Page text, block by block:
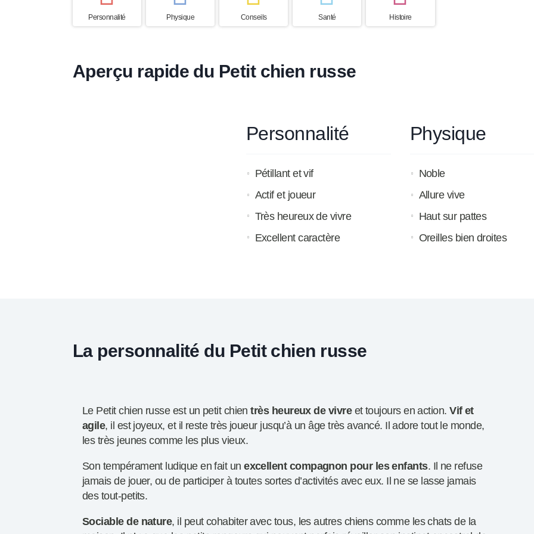
Personnalité Physique Conseils Santé Histoire
Aperçu rapide du Petit chien russe
Personnalité
Pétillant et vif
Actif et joueur
Très heureux de vivre
Excellent caractère
Physique
Noble
Allure vive
Haut sur pattes
Oreilles bien droites
La personnalité du Petit chien russe
Le Petit chien russe est un petit chien très heureux de vivreet toujours en action.Vif et
agile, il est joyeux, et il reste très joueur jusqu’à un âge très avancé. Il adore tout le monde,
les très jeunes comme les plus vieux.
Son tempérament ludique en fait un excellent compagnon pour les enfants. Il ne refuse
jamais de jouer, ou de participer à toutes sortes d’activités avec eux. Il ne se lasse jamais
des tout-petits.
Sociable de nature, il peut cohabiter avec tous, les autres chiens comme les chats de la